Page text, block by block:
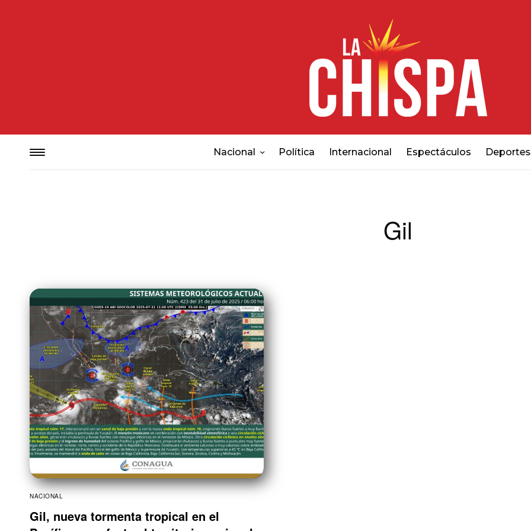
Nacional Política Internacional Espectáculos Deportes
Gil
NACIONAL
Gil, nueva tormenta tropical en el